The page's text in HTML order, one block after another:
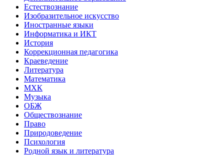
Естествознание
Изобразительное искусство
Иностранные языки
Информатика и ИКТ
История
Коррекционная педагогика
Краеведение
Литература
Математика
МХК
Музыка
ОБЖ
Обществознание
Право
Природоведение
Психология
Родной язык и литература